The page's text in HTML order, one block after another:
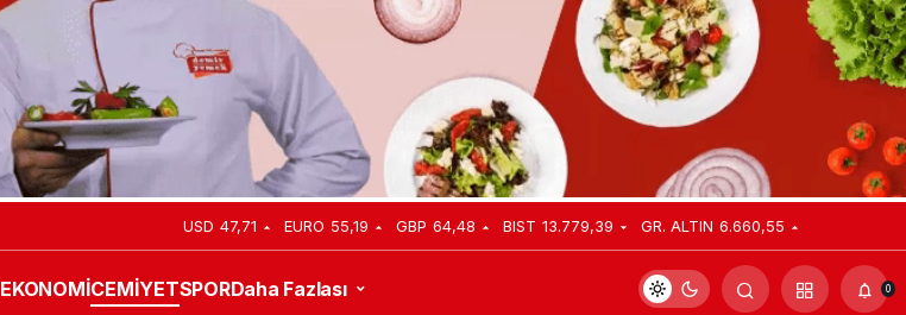
USD 47,71 EURO 55,19 GBP 64,48 BIST 13.779,39 GR. ALTIN 6.660,55
EKONOMİCEMİYETSPORDaha Fazlası 0